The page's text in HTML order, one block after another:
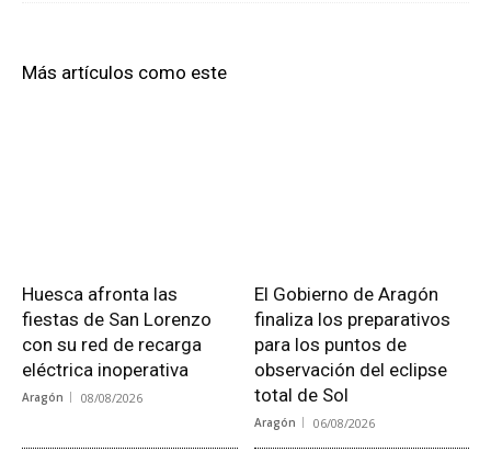
Más artículos como este
Huesca afronta las
fiestas de San Lorenzo
con su red de recarga
eléctrica inoperativa
Aragón 08/08/2026
El Gobierno de Aragón
finaliza los preparativos
para los puntos de
observación del eclipse
total de Sol
Aragón 06/08/2026